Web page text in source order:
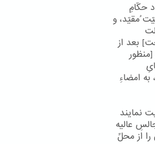
حکّامِ
ُمقیّد، و
بعد از
به امضاءِ
نمایند
عالیه
از محلِّ